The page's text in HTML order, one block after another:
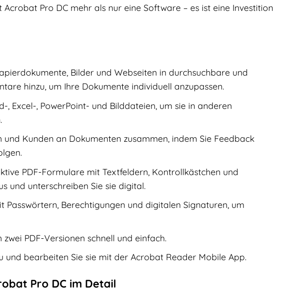
Pro DC mehr als nur eine Software – es ist eine Investition
Bilder und Webseiten in durchsuchbare und
hinzu, um Ihre Dokumente individuell anzupassen.
, Excel-, PowerPoint- und Bilddateien, um sie in anderen
Kunden an Dokumenten zusammen, indem Sie Feedback
PDF-Formulare mit Textfeldern, Kontrollkästchen und
und unterschreiben Sie sie digital.
Passwörtern, Berechtigungen und digitalen Signaturen, um
PDF-Versionen schnell und einfach.
und bearbeiten Sie sie mit der Acrobat Reader Mobile App.
Pro DC im Detail